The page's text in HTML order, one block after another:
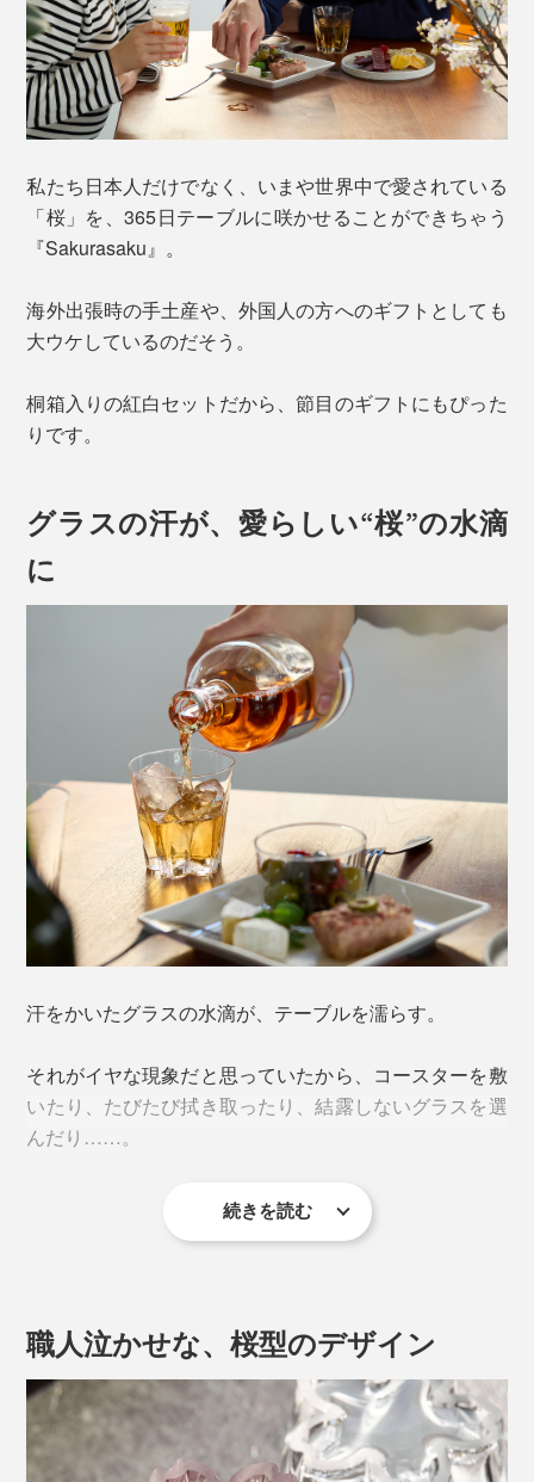
私たち日本人だけでなく、いまや世界中で愛されている
「桜」を、365日テーブルに咲かせることができちゃう
『Sakurasaku』。
海外出張時の手土産や、外国人の方へのギフトとしても
大ウケしているのだそう。
桐箱入りの紅白セットだから、節目のギフトにもぴった
りです。
グラスの汗が、愛らしい“桜”の水滴
に
汗をかいたグラスの水滴が、テーブルを濡らす。
それがイヤな現象だと思っていたから、コースターを敷
いたり、たびたび拭き取ったり、結露しないグラスを選
んだり……。
『Sakurasaku』に出会って、その“結露”が待ち遠しくな
続きを読む
職人泣かせな、桜型のデザイン